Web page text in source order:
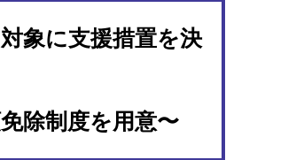
象に支援措置を決
除制度を用意〜